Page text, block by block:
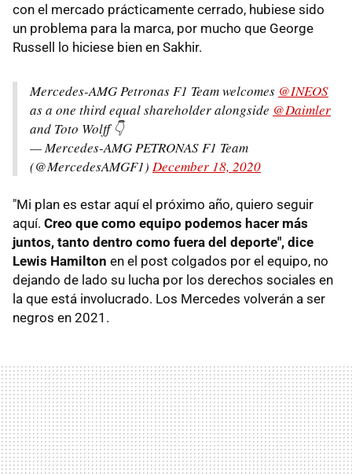
con el mercado prácticamente cerrado, hubiese sido
un problema para la marca, por mucho que George
Russell lo hiciese bien en Sakhir.
Mercedes-AMG Petronas F1 Team welcomes @INEOS
as a one third equal shareholder alongside @Daimler
and Toto Wolff 👇
— Mercedes-AMG PETRONAS F1 Team
(@MercedesAMGF1) December 18, 2020
"Mi plan es estar aquí el próximo año, quiero seguir
aquí. Creo que como equipo podemos hacer más
juntos, tanto dentro como fuera del deporte", dice
Lewis Hamilton en el post colgados por el equipo, no
dejando de lado su lucha por los derechos sociales en
la que está involucrado. Los Mercedes volverán a ser
negros en 2021.